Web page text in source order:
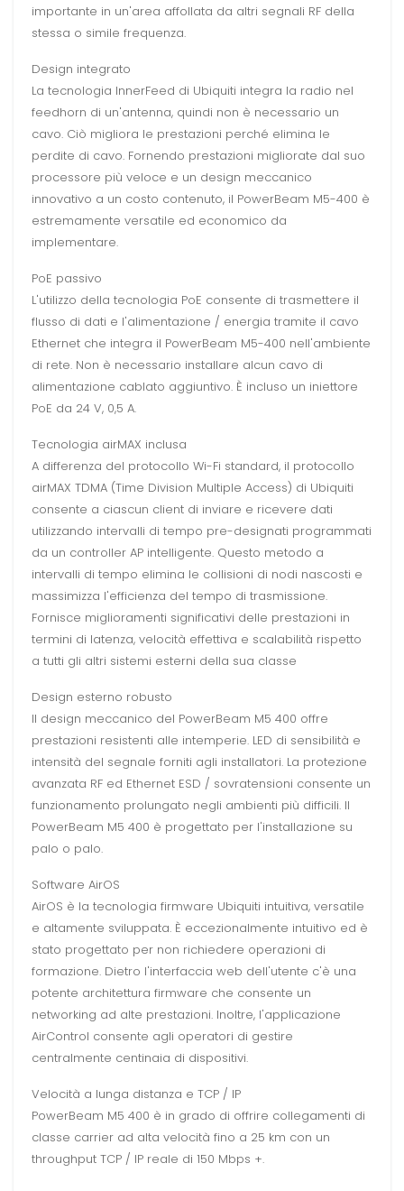
importante in un'area affollata da altri segnali RF della
stessa o simile frequenza.
Design integrato
La tecnologia InnerFeed di Ubiquiti integra la radio nel
feedhorn di un'antenna, quindi non è necessario un
cavo. Ciò migliora le prestazioni perché elimina le
perdite di cavo. Fornendo prestazioni migliorate dal suo
processore più veloce e un design meccanico
innovativo a un costo contenuto, il PowerBeam M5-400 è
estremamente versatile ed economico da
implementare.
PoE passivo
L'utilizzo della tecnologia PoE consente di trasmettere il
flusso di dati e l'alimentazione / energia tramite il cavo
Ethernet che integra il PowerBeam M5-400 nell'ambiente
di rete. Non è necessario installare alcun cavo di
alimentazione cablato aggiuntivo. È incluso un iniettore
PoE da 24 V, 0,5 A.
Tecnologia airMAX inclusa
A differenza del protocollo Wi-Fi standard, il protocollo
airMAX TDMA (Time Division Multiple Access) di Ubiquiti
consente a ciascun client di inviare e ricevere dati
utilizzando intervalli di tempo pre-designati programmati
da un controller AP intelligente. Questo metodo a
intervalli di tempo elimina le collisioni di nodi nascosti e
massimizza l'efficienza del tempo di trasmissione.
Fornisce miglioramenti significativi delle prestazioni in
termini di latenza, velocità effettiva e scalabilità rispetto
a tutti gli altri sistemi esterni della sua classe
Design esterno robusto
Il design meccanico del PowerBeam M5 400 offre
prestazioni resistenti alle intemperie. LED di sensibilità e
intensità del segnale forniti agli installatori. La protezione
avanzata RF ed Ethernet ESD / sovratensioni consente un
funzionamento prolungato negli ambienti più difficili. Il
PowerBeam M5 400 è progettato per l'installazione su
palo o palo.
Software AirOS
AirOS è la tecnologia firmware Ubiquiti intuitiva, versatile
e altamente sviluppata. È eccezionalmente intuitivo ed è
stato progettato per non richiedere operazioni di
formazione. Dietro l'interfaccia web dell'utente c'è una
potente architettura firmware che consente un
networking ad alte prestazioni. Inoltre, l'applicazione
AirControl consente agli operatori di gestire
centralmente centinaia di dispositivi.
Velocità a lunga distanza e TCP / IP
PowerBeam M5 400 è in grado di offrire collegamenti di
classe carrier ad alta velocità fino a 25 km con un
throughput TCP / IP reale di 150 Mbps +.